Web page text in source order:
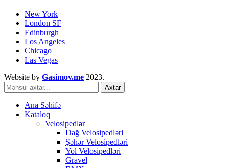
New York
London SF
Edinburgh
Los Angeles
Chicago
Las Vegas
Website by Gasimov.me 2023.
Axtar
Ana Səhifə
Kataloq
Velosipedlər
Dağ Velosipedləri
Şəhər Velosipedləri
Yol Velosipedləri
Gravel